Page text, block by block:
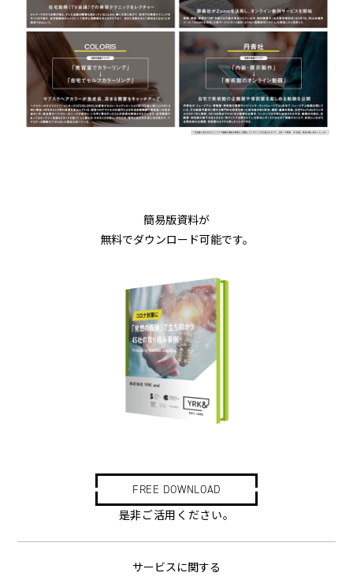
簡易版資料が
無料でダウンロード可能です。
FREE DOWNLOAD
是非ご活用ください。
サービスに関する